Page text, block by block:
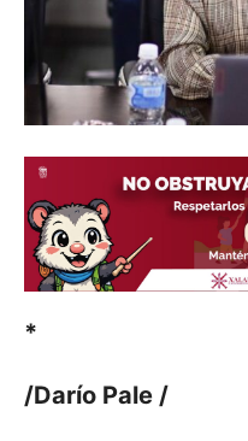
*
/Darío Pale /